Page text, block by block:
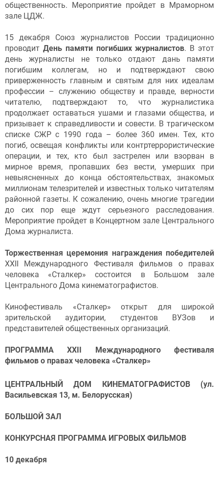
общественность. Мероприятие пройдет в Мраморном
зале ЦДЖ.
15 декабря Союз журналистов России традиционно
проводит День памяти погибших журналистов. В этот
день журналисты не только отдают дань памяти
погибшим коллегам, но и подтверждают свою
приверженность главным и святым для них идеалам
профессии – служению обществу и правде, верности
читателю, подтверждают то, что журналистика
продолжает оставаться ушами и глазами общества, и
призывает к справедливости и совести. В трагическом
списке СЖР с 1990 года – более 360 имен. Тех, кто
погиб, освещая конфликты или контртеррористические
операции, и тех, кто был застрелен или взорван в
мирное время, пропавших без вести, умерших при
невыясненных до конца обстоятельствах, знакомых
миллионам телезрителей и известных только читателям
районной газеты. К сожалению, очень многие трагедии
до сих пор еще ждут серьезного расследования.
Мероприятие пройдет в Концертном зале Центрального
Дома журналиста.
Торжественная церемония награждения победителей
XXII Международного Фестиваля фильмов о правах
человека «Сталкер» состоится в Большом зале
Центрального Дома кинематографистов.
Кинофестиваль «Сталкер» открыт для широкой
зрительской аудитории, студентов ВУЗов и
представителей общественных организаций.
ПРОГРАММА XХII Международного фестиваля
фильмов о правах человека «Сталкер»
ЦЕНТРАЛЬНЫЙ ДОМ КИНЕМАТОГРАФИСТОВ (ул.
Васильевская 13, м. Белорусская)
БОЛЬШОЙ ЗАЛ
КОНКУРСНАЯ ПРОГРАММА ИГРОВЫХ ФИЛЬМОВ
10 декабря